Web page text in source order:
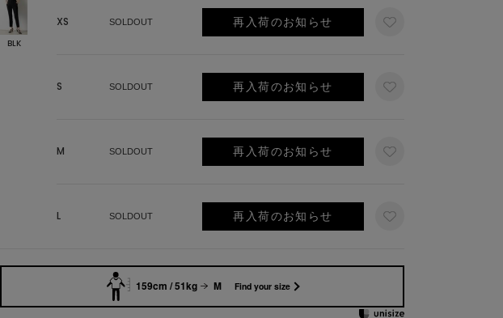
BLK
XS SOLDOUT 再入荷のお知らせ
S SOLDOUT 再入荷のお知らせ
M SOLDOUT 再入荷のお知らせ
L SOLDOUT 再入荷のお知らせ
159cm / 51kg M Find your size